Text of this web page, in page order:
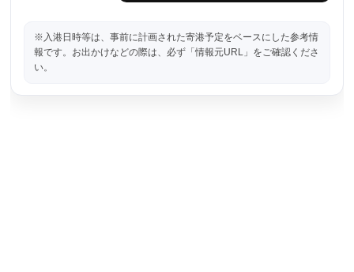
※入港日時等は、事前に計画された寄港予定をベースにした参考情
報です。お出かけなどの際は、必ず「情報元URL」をご確認くださ
い。